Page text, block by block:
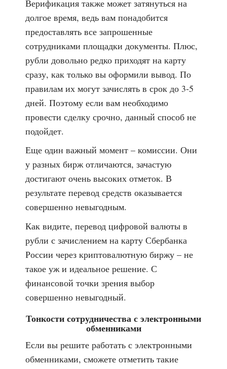
Верификация также может затянуться на
долгое время, ведь вам понадобится
предоставлять все запрошенные
сотрудниками площадки документы. Плюс,
рубли довольно редко приходят на карту
сразу, как только вы оформили вывод. По
правилам их могут зачислять в срок до 3-5
дней. Поэтому если вам необходимо
провести сделку срочно, данный способ не
подойдет.
Еще один важный момент – комиссии. Они
у разных бирж отличаются, зачастую
достигают очень высоких отметок. В
результате перевод средств оказывается
совершенно невыгодным.
Как видите, перевод цифровой валюты в
рубли с зачислением на карту Сбербанка
России через криптовалютную биржу – не
такое уж и идеальное решение. С
финансовой точки зрения выбор
совершенно невыгодный.
Тонкости сотрудничества с электронными
обменниками
Если вы решите работать с электронными
обменниками, сможете отметить такие